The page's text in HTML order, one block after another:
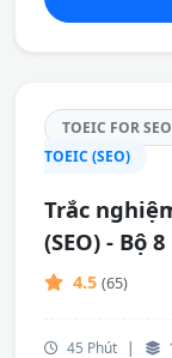
TOEIC FOR SEO
TOEIC (SEO)
Trắc
(SEO) - Bộ 8
4.5 (65)
45 Phút |